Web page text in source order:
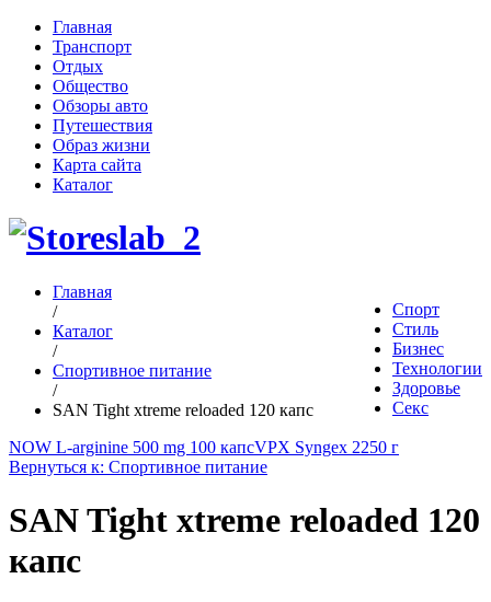
Главная
Транспорт
Отдых
Общество
Обзоры авто
Путешествия
Образ жизни
Карта сайта
Каталог
Спорт
Стиль
Бизнес
Технологии
Здоровье
Секс
Главная
/
Каталог
/
Спортивное питание
/
SAN Tight xtreme reloaded 120 капс
NOW L-arginine 500 mg 100 капсVPX Syngex 2250 г
Вернуться к: Спортивное питание
SAN Tight xtreme reloaded 120
капс